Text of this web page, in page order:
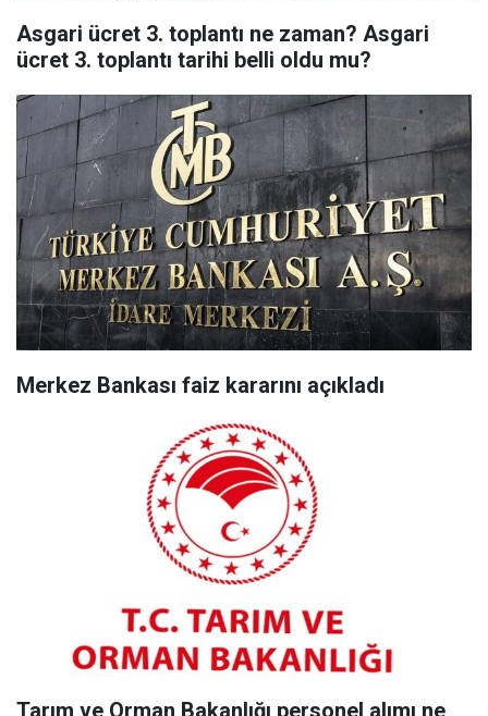
Asgari ücret 3. toplantı ne zaman? Asgari
ücret 3. toplantı tarihi belli oldu mu?
Merkez Bankası faiz kararını açıkladı
Tarım ve Orman Bakanlığı personel alımı ne